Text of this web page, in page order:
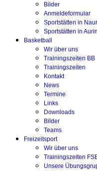
Bilder
Anmeldeformular
Sportstätten in
Sportstätten in
Basketball
Wir über uns
Trainingszeiten BB
Trainingszeiten
Kontakt
News
Termine
Links
Downloads
Bilder
Teams
Freizeitsport
Wir über uns
Trainingszeiten
Unsere